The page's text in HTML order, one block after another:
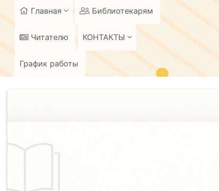
Главная Библиотекарям
Читателю КОНТАКТЫ
График работы